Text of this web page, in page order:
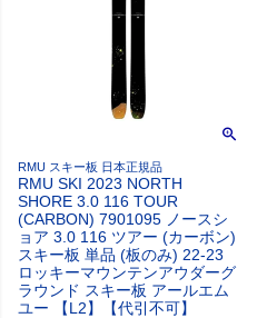
RMU スキー板 日本正規品
RMU SKI 2023 NORTH
SHORE 3.0 116 TOUR
(CARBON) 7901095 ノースシ
ョア 3.0 116 ツアー (カーボン)
スキー板 単品 (板のみ) 22-23
ロッキーマウンテンアウダーグ
ラウンド スキー板 アールエム
ユー 【L2】【代引不可】